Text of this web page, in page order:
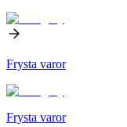
Frysta varor
Frysta varor